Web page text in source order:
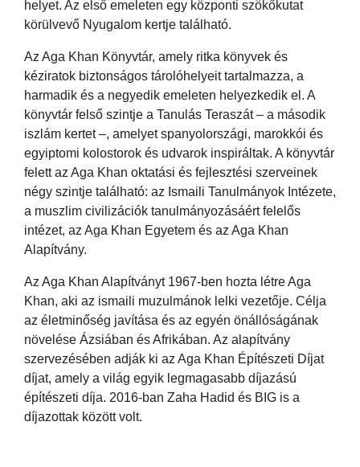
helyet. Az első emeleten egy központi szökőkutat
körülvevő Nyugalom kertje található.
Az Aga Khan Könyvtár, amely ritka könyvek és
kéziratok biztonságos tárolóhelyeit tartalmazza, a
harmadik és a negyedik emeleten helyezkedik el. A
könyvtár felső szintje a Tanulás Teraszát – a második
iszlám kertet –, amelyet spanyolországi, marokkói és
egyiptomi kolostorok és udvarok inspiráltak. A könyvtár
felett az Aga Khan oktatási és fejlesztési szerveinek
négy szintje található: az Ismaili Tanulmányok Intézete,
a muszlim civilizációk tanulmányozásáért felelős
intézet, az Aga Khan Egyetem és az Aga Khan
Alapítvány.
Az Aga Khan Alapítványt 1967-ben hozta létre Aga
Khan, aki az ismaili muzulmánok lelki vezetője. Célja
az életminőség javítása és az egyén önállóságának
növelése Ázsiában és Afrikában. Az alapítvány
szervezésében adják ki az Aga Khan Építészeti Díjat
díjat, amely a világ egyik legmagasabb díjazású
építészeti díja. 2016-ban Zaha Hadid és BIG is a
díjazottak között volt.